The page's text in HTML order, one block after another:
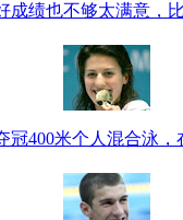
成绩也不够太满意，
冠400米个人混合泳